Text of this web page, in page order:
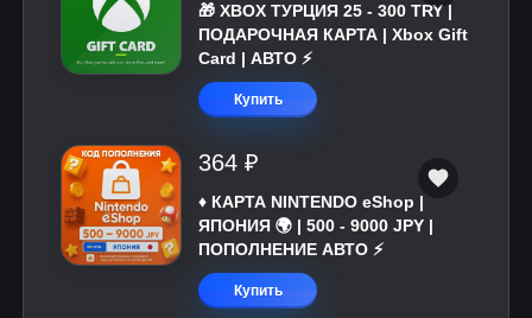
🎁 XBOX ТУРЦИЯ 25 - 300 TRY |
ПОДАРОЧНАЯ КАРТА | Xbox Gift
Card | АВТО ⚡
Купить
364 ₽
♦️ КАРТА NINTENDO eShop |
ЯПОНИЯ 🌍 | 500 - 9000 JPY |
ПОПОЛНЕНИЕ АВТО ⚡
Купить